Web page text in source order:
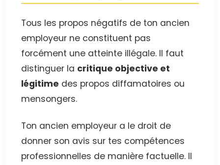
Tous les propos négatifs de ton ancien
employeur ne constituent pas
forcément une atteinte illégale. Il faut
distinguer la critique objective et
légitime des propos diffamatoires ou
mensongers.
Ton ancien employeur a le droit de
donner son avis sur tes compétences
professionnelles de manière factuelle. Il